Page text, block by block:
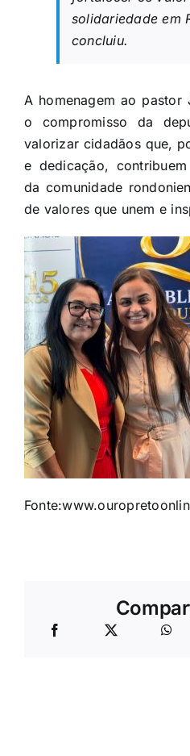
solidariedade em
concluiu.
A homenagem ao
o compromisso da
valorizar cidadãos que,
e dedicação,
da comunidade
de valores que unem e